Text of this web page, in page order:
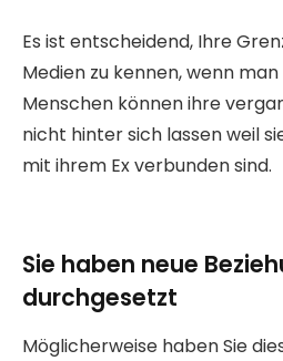
Es ist entscheidend, Ihre
Medien zu kennen, wenn
Menschen können ihre
nicht hinter sich lassen weil
mit ihrem Ex verbunden sind.
Sie haben neue
durchgesetzt
Möglicherweise haben Sie